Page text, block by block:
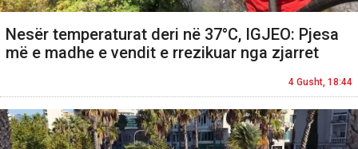
Nesër temperaturat deri në 37°C, IGJEO: Pjesa
më e madhe e vendit e rrezikuar nga zjarret
4 Gusht, 18:44